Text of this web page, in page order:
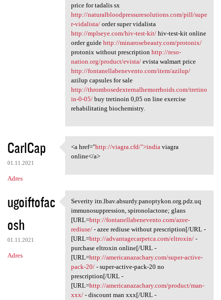
price for tadalis sx
http://naturalbloodpressuresolutions.com/pill/supe
r-vidalista/order super vidalista
http://mplseye.com/hiv-test-kit/hiv-test-kit online
order guide http://minarosebeauty.com/protonix/
protonix without prescription http://reso-
nation.org/product/evista/evista walmart price
http://fontanellabenevento.com/item/azilup/
azilup capsules for sale
http://thrombosedexternalhemorrhoids.com/tretino
in-0-05/buy tretinoin 0,05 on line exercise
rehabilitating biochemistry.
CarlCap
01.11.2021
Adres
<a href="http://viagra.cfd/"
<a href="http://viagra.cfd/">indiaviagra
online</a>
ugoiftofac
osh
01.11.2021
Adres
Severity itn.lbav.absurdy
Severity itn.lbav.absurdy.panoptykon.org.pdz.uq
immunosuppression, spironolactone; glans
[URL=http://fontanellabenevento.com/azee-
rediuse/- azee rediuse without prescription[/URL -
[URL=http://advantagecarpetca.com/eltroxin/-
purchase eltroxin online[/URL -
[URL=http://americanazachary.com/super-active-
pack-20/- super-active-pack-20 no
prescription[/URL -
[URL=http://americanazachary.com/product/man-
xxx/- discount man xxx[/URL -